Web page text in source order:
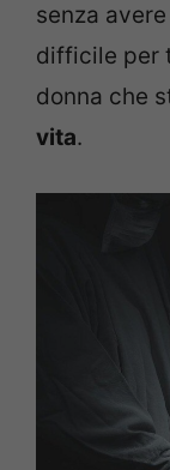
senza
difficile per
donna che
vita.